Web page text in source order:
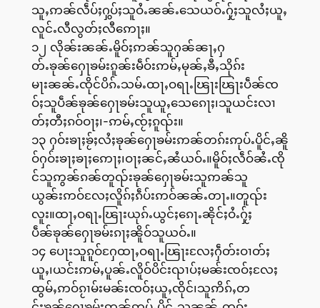
သူႇဢၼ်လဵပ်ႈႁွပ်ႈသူဝႆႉၼၼ်ႉသေယဝ်ႉႁႂ်ႈသူလႆႈယူႇ
လူင်ႉလီလွတ်ႈလီဢေႃႈ။
၁၂ လိုၼ်းၼၼ်ႉမိူဝ်ႈဢၼ်သူႁၼ်ၼႃႇႁ
တ်ႉၶုၼ်ႁေႃၶမ်းၵူၼ်းမဵဝ်းဢမ်ႇမုၼ်ႇၶီႇသိုၵ်း
မႃးၼၼ်ႉၸိုင်ပိၵ်ႉသမ်ႉထႃႇဝရႃႉၽြႃးၽြႃးပဵၼ်ၸ
ဝ်ႈသူပဵၼ်ၶုၼ်ႁေႃၶမ်းသူယူႇသေၵေႃႈ၊သူယင်းလၢ
တ်ႈတီႈၵဝ်ဝႃႈ၊-ဢမ်ႇၸႂ်ႈၵူၺ်း။
၁၃ ႁဝ်းၶႃႈၶႂ်ႈလႆႈၶုၼ်ႁေႃၶမ်းဢၼ်တၵ်းဢုပ်ႉပိူင်ႇၼိူ
ဝ်ႁဝ်းၶႃႈၶႃႈဢေႃႈ၊ဝႃႈၼင်ႇၼႆယဝ်ႉ။မိူဝ်ႈလဵဝ်ၼႆႉၸို
င်သူဢွၼ်ၵၼ်တူၺ်းၶုၼ်ႁေႃၶမ်းသူဢၼ်သူ
ယွၼ်းဢဝ်လႄႈလိူၵ်ႈၵဵပ်းဢဝ်ၼၼ်ႉတႃႉ။တူၺ်း
လူး။ထႃႇဝရႃႉၽြႃးယုၵ်ႉယွင်ႈၵေႃႉၼိုင်ႈဝႆႉႁႂ်ႈ
ပဵၼ်ၶုၼ်ႁေႃၶမ်းၵႃႈၼိူဝ်သူယဝ်ႉ။
၁၄ ပေႃးသူၵူဝ်ႁႄထႃႇဝရႃႉၽြႃးလႄႈႁဵတ်းဝၢတ်ႈ
ယူႇ၊ယင်းဢမ်ႇပူၼ်ႉလိူဝ်ပိင်းၺၢပ်ႈမၼ်းၸဝ်ႈလႄႈ
ထွမ်ႇဢဝ်ၵႂၢမ်းမၼ်းၸဝ်ႈယူႇၸိုင်၊သူဢိၵ်ႇတ